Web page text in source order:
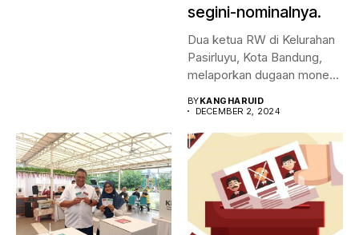
segini-nominalnya.
Dua ketua RW di Kelurahan
Pasirluyu, Kota Bandung,
melaporkan dugaan money
BYKANGHARUID
DECEMBER 2, 2024